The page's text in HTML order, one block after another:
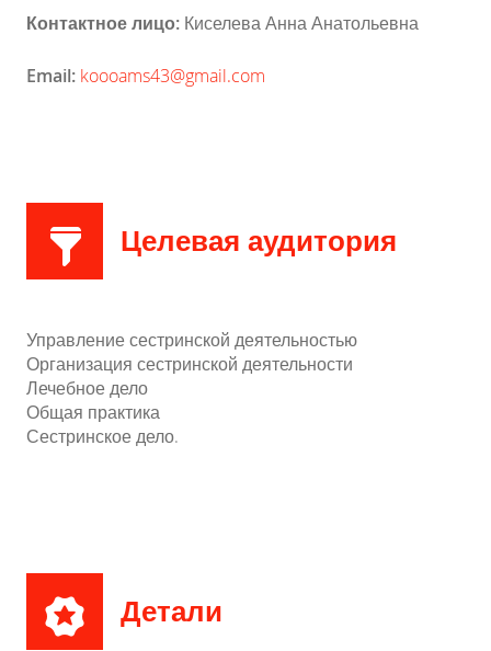
Контактное лицо: Киселева Анна Анатольевна
Email: koooams43@gmail.com
Целевая аудитория
Управление сестринской деятельностью
Организация сестринской деятельности
Лечебное дело
Общая практика
Сестринское дело.
Детали